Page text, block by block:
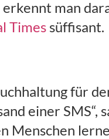
man
Times süffisant.
für
einer SMS“,
Menschen